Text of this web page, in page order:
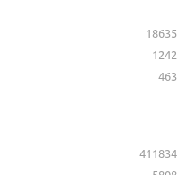
18635
1242
463
411834